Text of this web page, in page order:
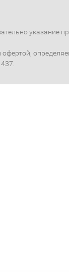
указание
офертой,